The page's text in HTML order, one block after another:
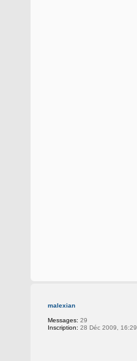
malexian
Messages: 29
Inscription: 28 Déc 2009, 16:29